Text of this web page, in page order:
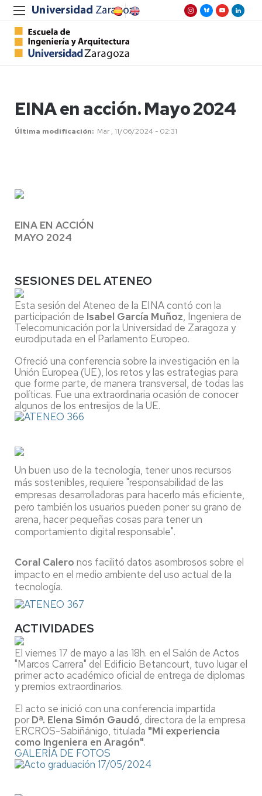
EINA en acción. Mayo 2024
Última modificación Mar , 11/06/2024 - 02:31
EINA EN ACCIÓN
MAYO 2024
SESIONES DEL ATENEO
Esta sesión del Ateneo de la EINA contó con la
participación de Isabel García Muñoz, Ingeniera de
Telecomunicación por la Universidad de Zaragoza y
eurodiputada en el Parlamento Europeo.
Ofreció una conferencia sobre la investigación en la
Unión Europea (UE), los retos y las estrategias para
que forme parte, de manera transversal, de todas las
políticas. Fue una extraordinaria ocasión de conocer
algunos de los entresijos de la UE.
Un buen uso de la tecnología, tener unos recursos
más sostenibles, requiere "responsabilidad de las
empresas desarrolladoras para hacerlo más eficiente,
pero también los usuarios pueden poner su grano de
arena, hacer pequeñas cosas para tener un
comportamiento digital responsable".
Coral Calero nos facilitó datos asombrosos sobre el
impacto en el medio ambiente del uso actual de la
tecnología.
ACTIVIDADES
El viernes 17 de mayo a las 18h. en el Salón de Actos
"Marcos Carrera" del Edificio Betancourt, tuvo lugar el
primer acto académico oficial de entrega de diplomas
y premios extraordinarios.
El acto se inició con una conferencia impartida
por Dª. Elena Simón Gaudó, directora de la empresa
ERCROS-Sabiñánigo, titulada "Mi experiencia
como Ingeniera en Aragón".
GALERÍA DE FOTOS